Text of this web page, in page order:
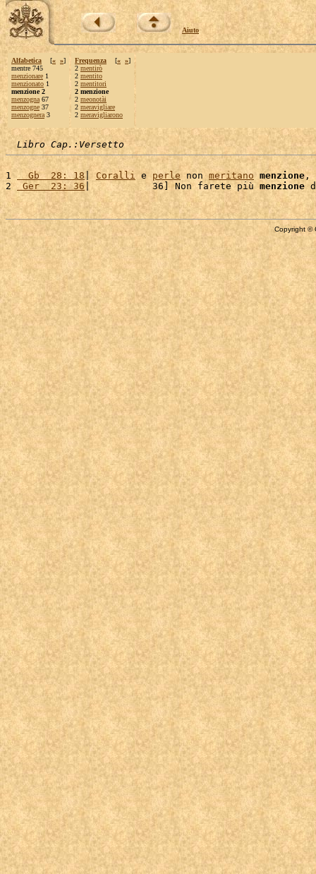
Aiuto
Alfabetica [« »]
mentre 745
menzionare 1
menzionato 1
menzione 2
menzogna 67
menzogne 37
menzognera 3
Frequenza [« »]
2 mentirò
2 mentito
2 mentitori
2 menzione
2 meonotài
2 meravigliare
2 meravigliarono
Libro Cap.:Versetto
1
  Gb  28: 18
| Coralli e perle non meritano menzione,
2
Ger  23: 36 |           36] Non farete più menzione
Copyright ©